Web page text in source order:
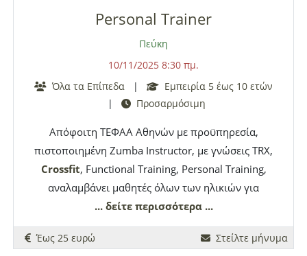
Personal Trainer
Πεύκη
10/11/2025 8:30 πμ.
Όλα τα Επίπεδα
|
Εμπειρία 5 έως 10 ετών
|
Προσαρμόσιμη
Απόφοιτη ΤΕΦΑΑ Αθηνών με προϋπηρεσία,
πιστοποιημένη Zumba Instructor, με γνώσεις TRX,
Crossfit, Functional Training, Personal Training,
αναλαμβάνει μαθητές όλων των ηλικιών για
γυμναστική κατ' οίκον. Τιμή συζητήσιμη. Ιδιαίτερη
βαρύτητα δίνεται στην σωστή και ολοκληρωμένη
επικοινωνία με τον διδασκόμενο, με στόχο τη
... δείτε περισσότερα ...
Έως 25 ευρώ Στείλτε μήνυμα